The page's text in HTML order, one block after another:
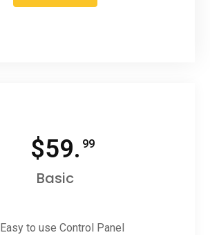
$59. 99
Basic
Easy to use Control Panel